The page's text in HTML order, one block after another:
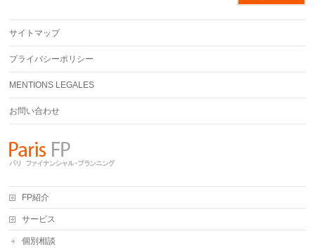
サイトマップ
プライバシーポリシー
MENTIONS LEGALES
お問い合わせ
FP紹介
サービス
個別相談